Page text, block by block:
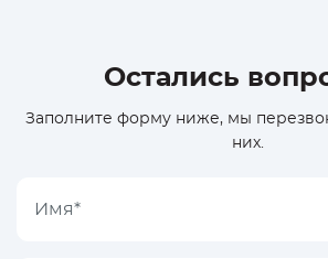
Остались
Заполните форму ниже, мы
них.